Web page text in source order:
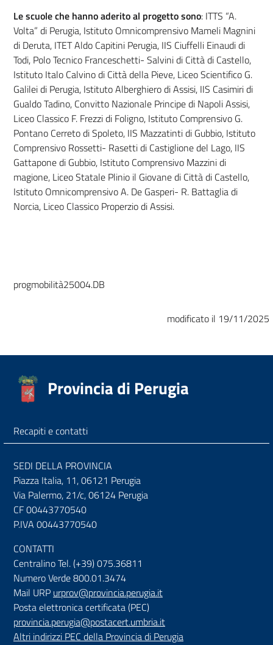
Le scuole che hanno aderito al progetto sono: ITTS “A.
Volta” di Perugia, Istituto Omnicomprensivo Mameli Magnini
di Deruta, ITET Aldo Capitini Perugia, IIS Ciuffelli Einaudi di
Todi, Polo Tecnico Franceschetti- Salvini di Città di Castello,
Istituto Italo Calvino di Città della Pieve, Liceo Scientifico G.
Galilei di Perugia, Istituto Alberghiero di Assisi, IIS Casimiri di
Gualdo Tadino, Convitto Nazionale Principe di Napoli Assisi,
Liceo Classico F. Frezzi di Foligno, Istituto Comprensivo G.
Pontano Cerreto di Spoleto, IIS Mazzatinti di Gubbio, Istituto
Comprensivo Rossetti- Rasetti di Castiglione del Lago, IIS
Gattapone di Gubbio, Istituto Comprensivo Mazzini di
magione, Liceo Statale Plinio il Giovane di Città di Castello,
Istituto Omnicomprensivo A. De Gasperi- R. Battaglia di
Norcia, Liceo Classico Properzio di Assisi.
progmobilità25004.DB
modificato il 19/11/2025
Provincia di Perugia
Recapiti e contatti
SEDI DELLA PROVINCIA
Piazza Italia, 11, 06121 Perugia
Via Palermo, 21/c, 06124 Perugia
CF 00443770540
P.IVA 00443770540
CONTATTI
Centralino Tel. (+39) 075.36811
Numero Verde 800.01.3474
Mail URP urprov@provincia.perugia.it
Posta elettronica certificata (PEC)
provincia.perugia@postacert.umbria.it
Altri indirizzi PEC della Provincia di Perugia